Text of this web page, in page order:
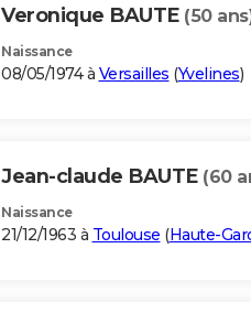
Veronique BAUTE (50
Naissance
08/05/1974 à Versailles (Yvelines)
Jean-claude BAUTE (60
Naissance
21/12/1963 à Toulouse (Haute-